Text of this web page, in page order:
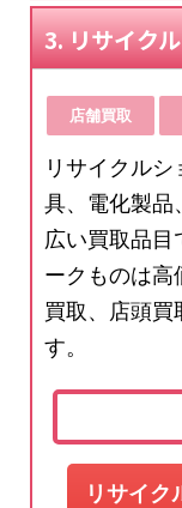
3. リサイク
店舗買取
リサイクル
具、電化製品
広い買取品目
ークものは高
買取、店頭買
す。
リサイク